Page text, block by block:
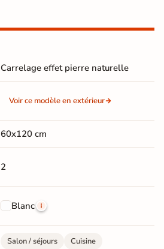
Carrelage effet pierre naturelle
Voir ce modèle en extérieur
60x120 cm
2
Blanc
Salon / séjours
Cuisine